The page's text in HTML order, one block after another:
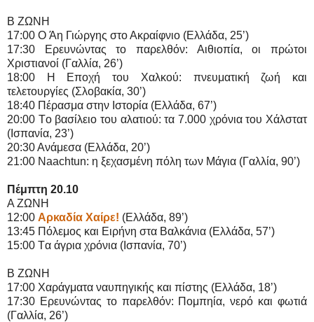
Β ΖΩΝΗ
17:00 O Άη Γιώργης στο Ακραίφνιο (Ελλάδα, 25’)
17:30 Ερευνώντας το παρελθόν: Αιθιοπία, οι πρώτοι
Χριστιανοί (Γαλλία, 26’)
18:00 H Εποχή του Χαλκού: πνευματική ζωή και
τελετουργίες (Σλοβακία, 30’)
18:40 Πέρασμα στην Ιστορία (Ελλάδα, 67’)
20:00 Tο βασίλειο του αλατιού: τα 7.000 χρόνια του Χάλστατ
(Iσπανία, 23’)
20:30 Ανάμεσα (Ελλάδα, 20’)
21:00 Naachtun: η ξεχασμένη πόλη των Mάγια (Γαλλία, 90’)
Πέμπτη 20.10
Α ΖΩΝΗ
12:00 Αρκαδία Χαίρε! (Ελλάδα, 89’)
13:45 Πόλεμος και Ειρήνη στα Βαλκάνια (Ελλάδα, 57’)
15:00 Tα άγρια χρόνια (Iσπανία, 70’)
Β ΖΩΝΗ
17:00 Xαράγματα ναυπηγικής και πίστης (Ελλάδα, 18’)
17:30 Ερευνώντας το παρελθόν: Πομπηία, νερό και φωτιά
(Γαλλία, 26’)